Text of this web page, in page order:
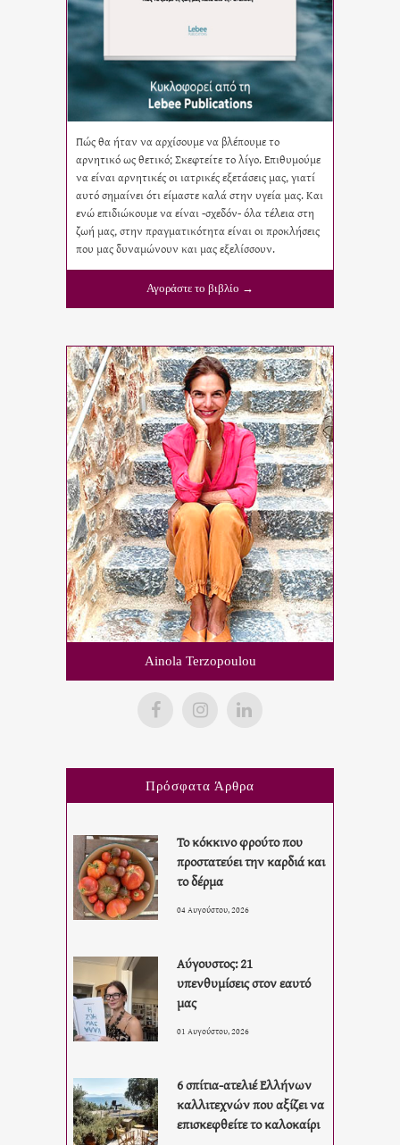
Πώς θα ήταν να αρχίσουμε να βλέπουμε το
αρνητικό ως θετικό; Σκεφτείτε το λίγο. Επιθυμούμε
να είναι αρνητικές οι ιατρικές εξετάσεις μας, γιατί
αυτό σημαίνει ότι είμαστε καλά στην υγεία μας. Και
ενώ επιδιώκουμε να είναι -σχεδόν- όλα τέλεια στη
ζωή μας, στην πραγματικότητα είναι οι προκλήσεις
που μας δυναμώνουν και μας εξελίσσουν.
Αγοράστε το βιβλίο →
Ainola Terzopoulou
Πρόσφατα Άρθρα
Το κόκκινο φρούτο που
προστατεύει την καρδιά και
το δέρμα
04 Αυγούστου, 2026
Αύγουστος: 21
υπενθυμίσεις στον εαυτό
μας
01 Αυγούστου, 2026
6 σπίτια-ατελιέ Ελλήνων
καλλιτεχνών που αξίζει να
επισκεφθείτε το καλοκαίρι